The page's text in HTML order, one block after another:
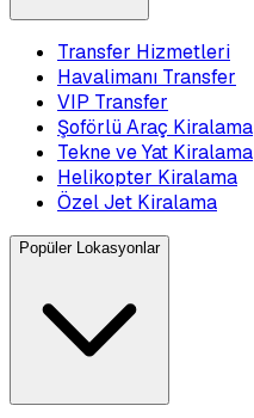
Transfer Hizmetleri
Havalimanı Transfer
VIP Transfer
Şoförlü Araç Kiralama
Tekne ve Yat Kiralama
Helikopter Kiralama
Özel Jet Kiralama
Popüler Lokasyonlar